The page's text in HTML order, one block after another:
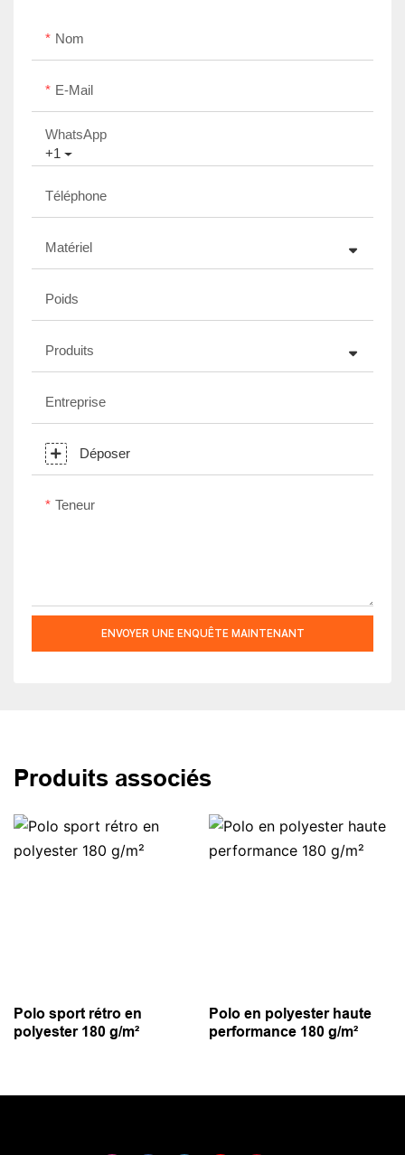
Nom
E-Mail
+1
WhatsApp
Téléphone
Matériel
Poids
Produits
Entreprise
Déposer
Teneur
ENVOYER UNE ENQUÊTE MAINTENANT
Produits associés
Polo sport rétro en
polyester 180 g/m²
Polo en polyester haute
performance 180 g/m²